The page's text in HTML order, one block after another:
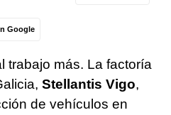
Google
trabajo más. La factoría
Stellantis Vigo,
de vehículos en